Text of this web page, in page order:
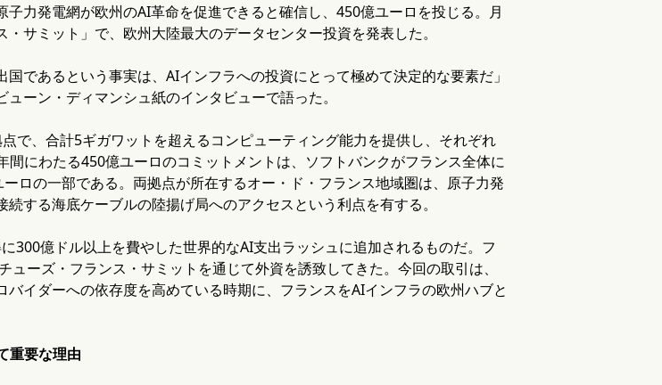
力発電網が欧州のAI革命を促進できると確信し、450億ユーロを投じる。月
サミット」で、欧州大陸最大のデータセンター投資を発表した。
国であるという事実は、AIインフラへの投資にとって極めて決定的な要素だ」
ーン・ディマンシュ紙のインタビューで語った。
で、合計5ギガワットを超えるコンピューティング能力を提供し、それぞれ
にわたる450億ユーロのコミットメントは、ソフトバンクがフランス全体に
ロの一部である。両拠点が所在するオー・ド・フランス地域圏は、原子力発
する海底ケーブルの陸揚げ局へのアクセスという利点を有する。
300億ドル以上を費やした世界的なAI支出ラッシュに追加されるものだ。フ
ーズ・フランス・サミットを通じて外資を誘致してきた。今回の取引は、
イダーへの依存度を高めている時期に、フランスをAIインフラの欧州ハブと
重要な理由